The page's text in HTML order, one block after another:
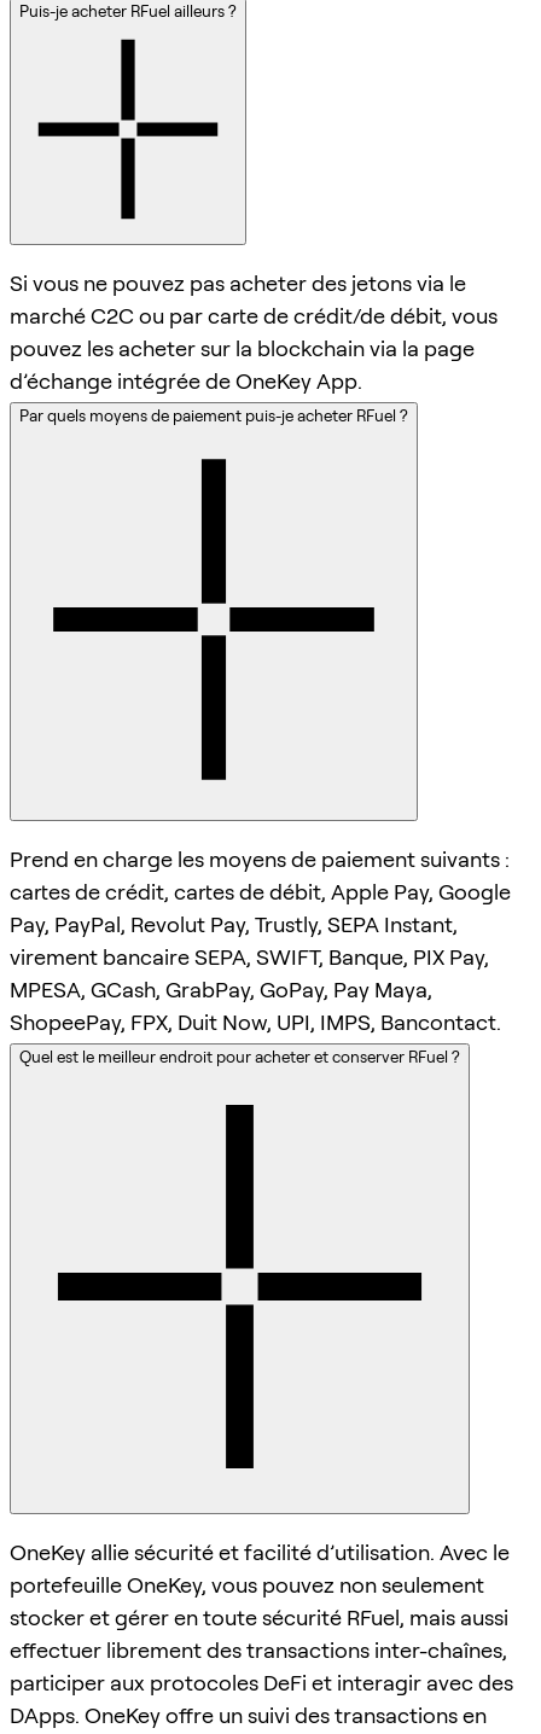
Puis-je acheter RFuel ailleurs ?
Si vous ne pouvez pas acheter des jetons via le
marché C2C ou par carte de crédit/de débit, vous
pouvez les acheter sur la blockchain via la page
d’échange intégrée de OneKey App.
Par quels moyens de paiement puis-je acheter RFuel ?
Prend en charge les moyens de paiement suivants :
cartes de crédit, cartes de débit, Apple Pay, Google
Pay, PayPal, Revolut Pay, Trustly, SEPA Instant,
virement bancaire SEPA, SWIFT, Banque, PIX Pay,
MPESA, GCash, GrabPay, GoPay, Pay Maya,
ShopeePay, FPX, Duit Now, UPI, IMPS, Bancontact.
Quel est le meilleur endroit pour acheter et conserver RFuel ?
OneKey allie sécurité et facilité d’utilisation. Avec le
portefeuille OneKey, vous pouvez non seulement
stocker et gérer en toute sécurité RFuel, mais aussi
effectuer librement des transactions inter-chaînes,
participer aux protocoles DeFi et interagir avec des
DApps. OneKey offre un suivi des transactions en